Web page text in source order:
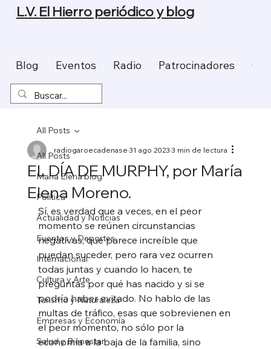
Blog Eventos Radio Patrocinadores
L.V. El Hierro periódico y blog
All Posts
Maria Elena blog
Política
Actualidad y Noticias
Eventos y Deportes
Internacional
Cultura y Arte
Turismo y Naturaleza
Empresas y Economía
Salud y Bienestar
All Posts
EL DÍA DE MURPHY, por María
Elena Moreno.
radiogaroecadenase31 ago 20233 min de lectura
Sí, es verdad que a veces, en el peor
momento se reúnen circunstancias
negativas, que parece increíble que
puedan suceder, pero rara vez ocurren
todas juntas y cuando lo hacen, te
preguntas por qué has nacido y si se
podría haber evitado. No hablo de las
multas de tráfico, esas que sobrevienen en
el peor momento, no sólo por la
economía a la baja de la familia, sino